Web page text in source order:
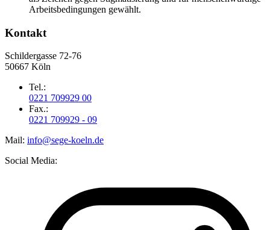
Arbeitsbedingungen gewählt.
Kontakt
Schildergasse 72-76
50667 Köln
Tel.:
0221 709929 00
Fax.:
0221 709929 - 09
Mail: info@sege-koeln.de
Social Media: